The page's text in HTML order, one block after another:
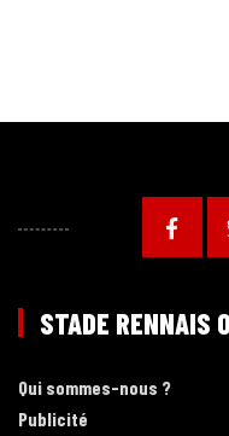
STADE RENNAIS
Qui sommes-nous ?
Publicité